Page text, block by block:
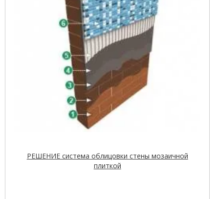
РЕШЕНИЕ cистема облицовки стены мозаичной
плиткой